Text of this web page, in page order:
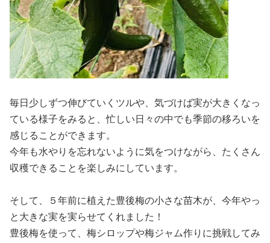
毎日少しずつ伸びていくツルや、気づけば実が大きくなっ
ている様子をみると、忙しい日々の中でも季節の移ろいを
感じることができます。
今年も水やりを忘れないように気をつけながら、たくさん
収穫できることを楽しみにしています。
そして、５年前に植えた豊後梅の小さな苗木が、今年やっ
と大きな実を実らせてくれました！
豊後梅を使って、梅シロップや梅ジャム作りに挑戦してみ